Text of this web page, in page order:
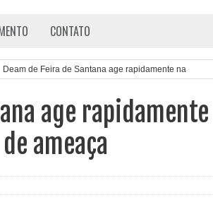
CONTATO
Deam de Feira de Santana age rapidamente na
age rapidamente
ameaça